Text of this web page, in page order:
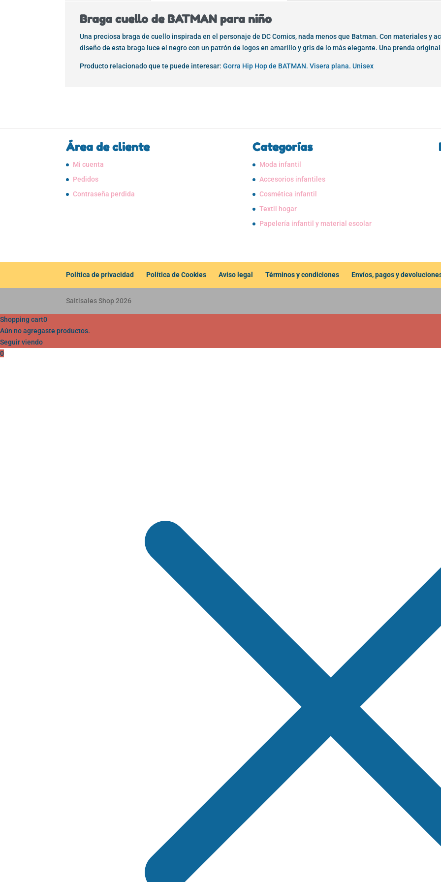
Braga cuello de BATMAN para niño
Una preciosa braga de cuello inspirada en el personaje de DC Comics, nada menos que Batman. Con materiales y
diseño de esta braga luce el negro con un patrón de logos en amarillo y gris de lo más elegante. Una prenda
Producto relacionado que te puede interesar: Gorra Hip Hop de BATMAN. Visera plana. Unisex
Área de cliente
Mi cuenta
Pedidos
Contraseña perdida
Categorías
Moda infantil
Accesorios infantiles
Cosmética infantil
Textil hogar
Papelería infantil y material escolar
Política de privacidad Política de Cookies Aviso legal Términos y condiciones Envíos, pagos y
Saitisales Shop 2026
Shopping cart0
Aún no agregaste productos.
Seguir viendo
0